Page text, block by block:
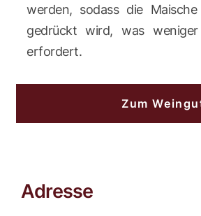
werden, sodass die
gedrückt wird, was
erfordert.
Zum
Adresse